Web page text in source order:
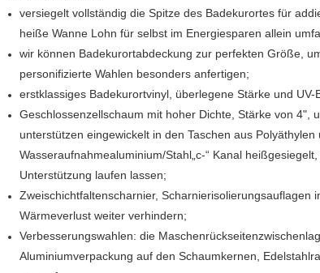
versiegelt vollständig die Spitze des Badekurortes für
heiße Wanne Lohn für selbst im Energiesparen allein
wir können Badekurortabdeckung zur perfekten Größe,
personifizierte Wahlen besonders anfertigen;
erstklassiges Badekurortvinyl, überlegene Stärke und UV-
Geschlossenzellschaum mit hoher Dichte, Stärke von 4",
unterstützen eingewickelt in den Taschen aus
Wasseraufnahmealuminium/Stahl„c-“ Kanal
Unterstützung laufen lassen;
Zweischichtfaltenscharnier, Scharnierisolierungsauflagen
Wärmeverlust weiter verhindern;
Verbesserungswahlen: die
Aluminiumverpackung auf den Schaumkernen,